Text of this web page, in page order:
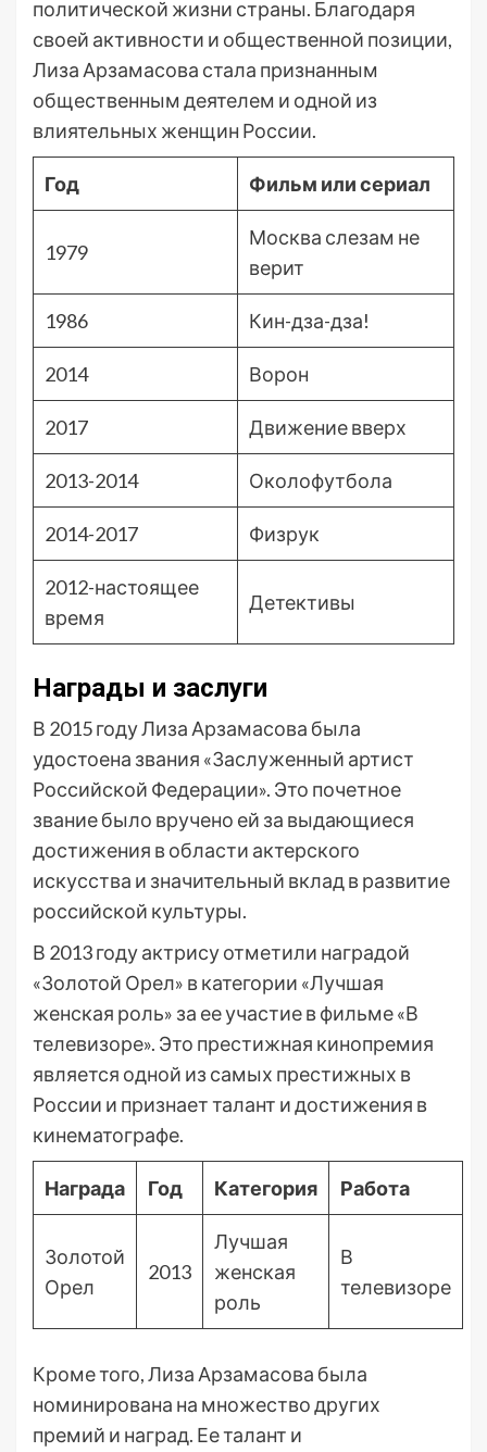
политической жизни страны. Благодаря
своей активности и общественной позиции,
Лиза Арзамасова стала признанным
общественным деятелем и одной из
влиятельных женщин России.
Год Фильм или сериал
1979
Москва слезам не
верит
1986 Кин-дза-дза!
2014 Ворон
2017 Движение вверх
2013-2014 Околофутбола
2014-2017 Физрук
2012-настоящее
время
Детективы
Награды и заслуги
В 2015 году Лиза Арзамасова была
удостоена звания «Заслуженный артист
Российской Федерации». Это почетное
звание было вручено ей за выдающиеся
достижения в области актерского
искусства и значительный вклад в развитие
российской культуры.
В 2013 году актрису отметили наградой
«Золотой Орел» в категории «Лучшая
женская роль» за ее участие в фильме «В
телевизоре». Это престижная кинопремия
является одной из самых престижных в
России и признает талант и достижения в
кинематографе.
Награда Год Категория Работа
Золотой
Орел
2013
Лучшая
женская
роль
В
телевизоре
Кроме того, Лиза Арзамасова была
номинирована на множество других
премий и наград. Ее талант и